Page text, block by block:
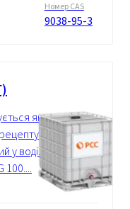
Номер CAS
9038-95-3
як
у воді.
100....